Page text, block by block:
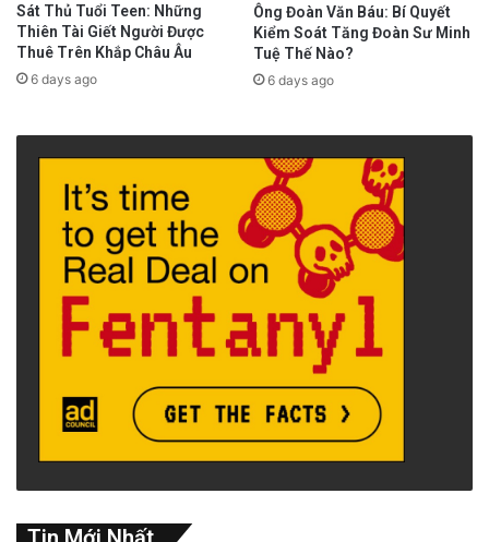
Sát Thủ Tuổi Teen: Những
Thiên Tài Giết Người Được
Thuê Trên Khắp Châu Âu
6 days ago
Ông Đoàn Văn Báu: Bí Quyết
Kiểm Soát Tăng Đoàn Sư Minh
Tuệ Thế Nào?
6 days ago